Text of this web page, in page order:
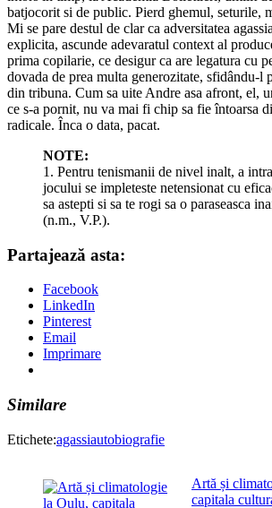
batjocorit si de public. Pierd ghemul, seturile,
Mi se pare destul de clar ca adversitatea
explicita, ascunde adevaratul context al
prima copilarie, ce desigur ca are legatura cu
dovada de prea multa generozitate, sfidându-l
din tribuna. Cum sa uite Andre asa afront, el,
ce s-a pornit, nu va mai fi chip sa fie întoarsa
radicale. Înca o data, pacat.
NOTE:
1. Pentru tenismanii de nivel inalt, a
jocului se impleteste netensionat cu
sa astepti si sa te rogi sa o paraseasca
(n.m., V.P.).
Partajează asta:
Facebook
LinkedIn
Pinterest
Email
Imprimare
Similare
Etichete:agassiautobiografie
Artă și
capitala